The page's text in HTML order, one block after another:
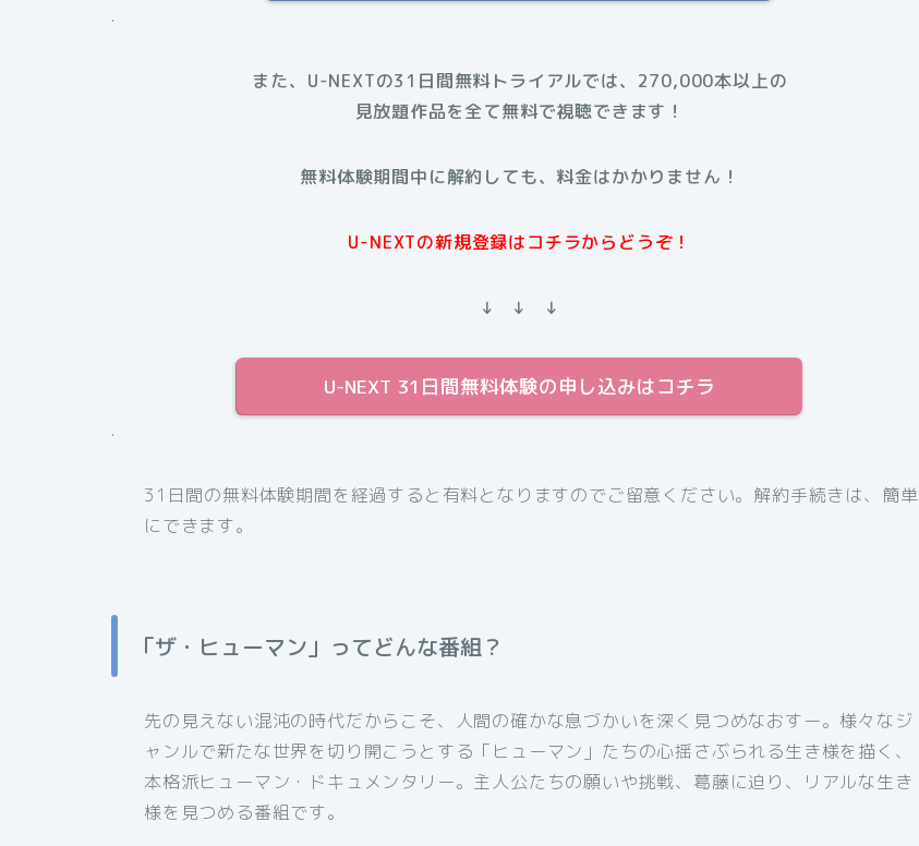
.
また、U-NEXTの31日間無料トライアルでは、270,000本以上の
見放題作品を全て無料で視聴できます！
無料体験期間中に解約しても、料金はかかりません！
U-NEXTの新規登録はコチラからどうぞ！
↓ ↓ ↓
U-NEXT 31日間無料体験の申し込みはコチラ
.
31日間の無料体験期間を経過すると有料となりますのでご留意ください。解約手続きは、簡単
にできます。
「ザ・ヒューマン」ってどんな番組？
先の見えない混沌の時代だからこそ、人間の確かな息づかいを深く見つめなおすー。様々なジ
ャンルで新たな世界を切り開こうとする「ヒューマン」たちの心揺さぶられる生き様を描く、
本格派ヒューマン・ドキュメンタリー。主人公たちの願いや挑戦、葛藤に迫り、リアルな生き
様を見つめる番組です。